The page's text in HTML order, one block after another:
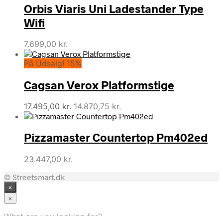
Orbis Viaris Uni Ladestander Type
Wifi
7.699,00 kr.
På Udsalg! 15%
Cagsan Verox Platformstige
17.495,00kr. Den
oprindelige
var:
17.495,00 kr..
14.870,75 kr.
aktuelle
er:
14.870,75 kr..
Pizzamaster Countertop Pm402ed
23.447,00 kr.
© Streetsmart.dk
×
×